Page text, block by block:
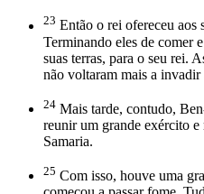
23 Então o rei ofereceu aos
Terminando eles de comer
suas terras, para o seu rei.
não voltaram mais a invadir
24 Mais tarde, contudo,
reunir um grande exército
Samaria.
25 Com isso, houve uma